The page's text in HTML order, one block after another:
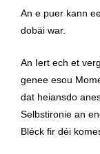
Liewen
Fränz
Schneider
quantity
An e puer kann
dobäi war.
An Iert ech et
genee esou
dat heiansdo
Selbstironie an
Bléck fir déi